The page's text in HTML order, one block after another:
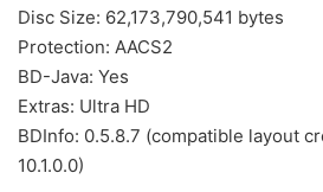
Disc Size: 62,173,790,541 bytes
Protection: AACS2
BD-Java: Yes
Extras: Ultra HD
BDInfo: 0.5.8.7 (compatible layout
10.1.0.0)